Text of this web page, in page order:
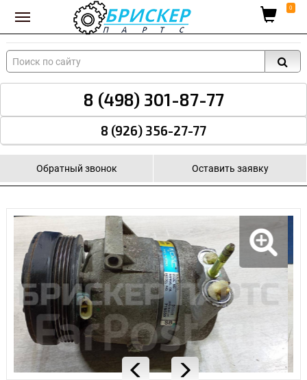
Вход для поставщиков 0
8 (498) 301-87-77
8 (926) 356-27-77
Обратный звонок Оставить заявку